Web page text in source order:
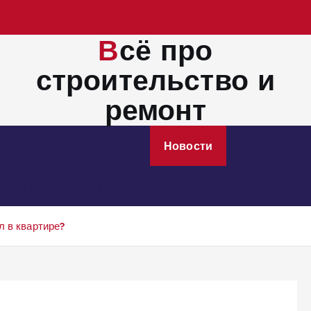
Всё про
строительство и
ремонт
Новости
в квартире?